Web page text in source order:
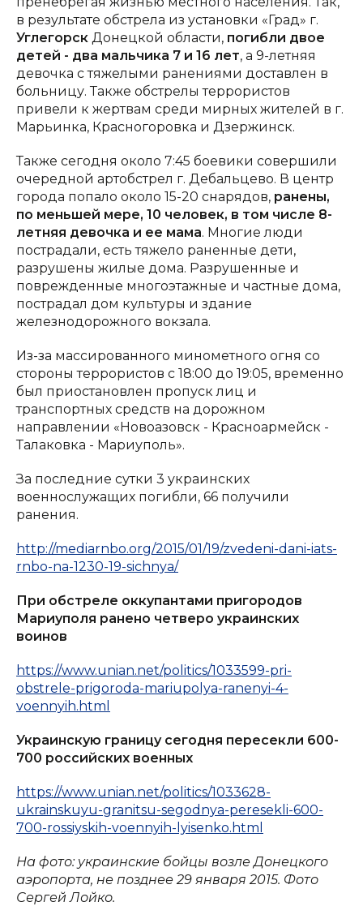
в результате обстрела из установки «Град» г.
Углегорск Донецкой области, погибли двое
детей - два мальчика 7 и 16 лет, а 9-летняя
девочка с тяжелыми ранениями доставлен в
больницу. Также обстрелы террористов
привели к жертвам среди мирных жителей в г.
Марьинка, Красногоровка и Дзержинск.
Также сегодня около 7:45 боевики совершили
очередной артобстрел г. Дебальцево. В центр
города попало около 15-20 снарядов, ранены,
по меньшей мере, 10 человек, в том числе 8-
летняя девочка и ее мама. Многие люди
пострадали, есть тяжело раненные дети,
разрушены жилые дома. Разрушенные и
поврежденные многоэтажные и частные дома,
пострадал дом культуры и здание
железнодорожного вокзала.
Из-за массированного минометного огня со
стороны террористов с 18:00 до 19:05, временно
был приостановлен пропуск лиц и
транспортных средств на дорожном
направлении «Новоазовск - Красноармейск -
Талаковка - Мариуполь».
За последние сутки 3 украинских
военнослужащих погибли, 66 получили
ранения.
http://mediarnbo.org/2015/01/19/zvedeni-dani-iats-
rnbo-na-1230-19-sichnya/
При обстреле оккупантами пригородов
Мариуполя ранено четверо украинских
воинов
https://www.unian.net/politics/1033599-pri-
obstrele-prigoroda-mariupolya-ranenyi-4-
voennyih.html
Украинскую границу сегодня пересекли 600-
700 российских военных
https://www.unian.net/politics/1033628-
ukrainskuyu-granitsu-segodnya-peresekli-600-
700-rossiyskih-voennyih-lyisenko.html
На фото: украинские бойцы возле Донецкого
аэропорта, не позднее 29 января 2015. Фото
Сергей Лойко.